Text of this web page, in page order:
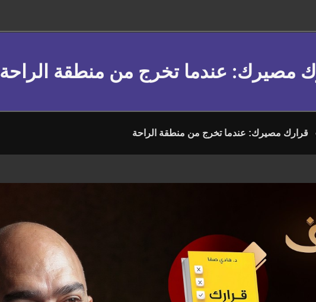
مصيرك: عندما تخرج من منطقة الراحة
قرارك مصيرك: عندما تخرج من منطقة الراحة